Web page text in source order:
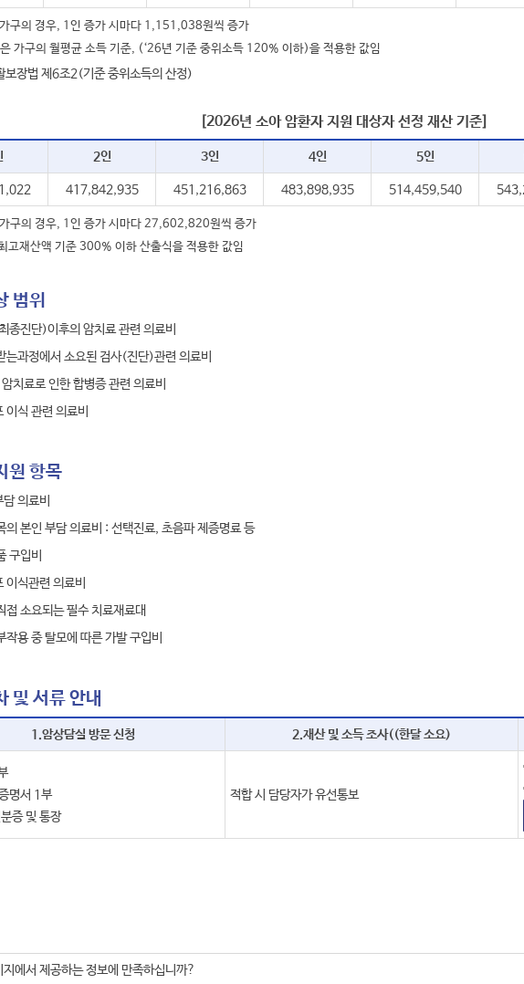
구의 경우, 1인 증가 시마다 1,151,038원씩 증가
가구의 월평균 소득 기준, (‘26년 기준 중위소득 120% 이하)을 적용한 값임
보장법 제6조2(기준 중위소득의 산정)
[2026년 소아 암환자 지원 대상자 선정 재산 기준]
2인 3인 4인 5인
417,842,935 451,216,863 483,898,935 514,459,540
구의 경우, 1인 증가 시마다 27,602,820원씩 증가
고재산액 기준 300% 이하 산출식을 적용한 값임
범위
종진단)이후의 암치료 관련 의료비
는과정에서 소요된 검사(진단)관련 의료비
치료로 인한 합병증 관련 의료비
이식 관련 의료비
원 항목
의료비
의 본인 부담 의료비 : 선택진료, 초음파 제증명료 등
구입비
이식관련 의료비
접 소요되는 필수 치료재료대
작용 중 탈모에 따른 가발 구입비
및 서류 안내
1.암상담실 방문 신청 2.재산 및 소득 조사((한달 소요)
명서 1부
증 및 통장
적합 시 담당자가 유선통보
지에서 제공하는 정보에 만족하십니까?